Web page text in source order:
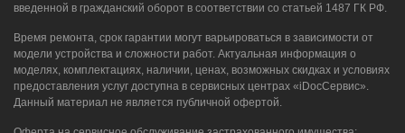
введенной в гражданский оборот в соответствии со статьей 1487 ГК РФ.
Время ремонта, срок гарантии могут варьироваться в зависимости от
модели устройства и сложности работ. Актуальная информация о
моделях, комплектациях, наличии, ценах, возможных скидках и условиях
предоставления услуг доступна в сервисных центрах «iDocСервис».
Данный материал не является публичной офертой.